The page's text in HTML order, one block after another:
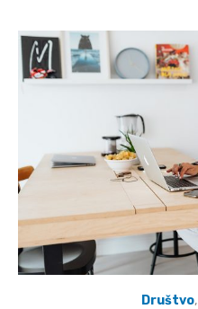
Društvo,